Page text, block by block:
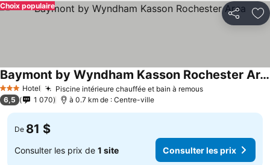
Partager
Choix populaire
3 ÉtoilesHotel Piscine intérieure chauffée et bain à remous
Baymont by Wyndham Kasson Rochester Area
6,5 1 070 à 0.7 km de : Centre-ville
De 81 $
Consulter les prix de 1 site Consulter les prix